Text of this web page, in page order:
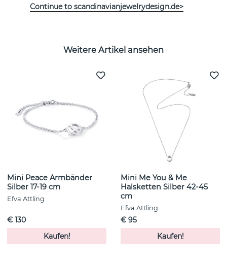
Weitere Artikel ansehen
Mini Peace Armbänder
Silber 17-19 cm
Efva Attling
€ 130
Kaufen!
Mini Me You & Me
Halsketten Silber 42-45
cm
Efva Attling
€ 95
Kaufen!
Continue to scandinavianjewelrydesign.de>